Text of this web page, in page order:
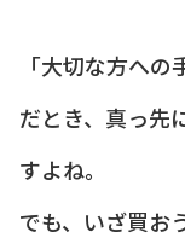
「大切な方へ
だとき、真っ先
すよね。
でも、いざ買お